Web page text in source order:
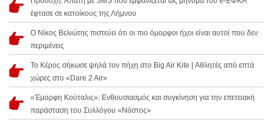
έφτασε σε κατοίκους της Λήμνου
Ο Νίκος Βελιώτης πιστεύει ότι οι πιο όμορφοι ήχοι είναι αυτοί που δεν
περιμένεις
Το Κέρος σήκωσε ψηλά τον πήχη στο Big Air Kite | Αθλητές από επτά
χώρες στο «Dare 2 Air»
«Έμορφη Κούταλις»: Ενθουσιασμός και συγκίνηση για την επετειακή
παράσταση του Συλλόγου «Νόστος»